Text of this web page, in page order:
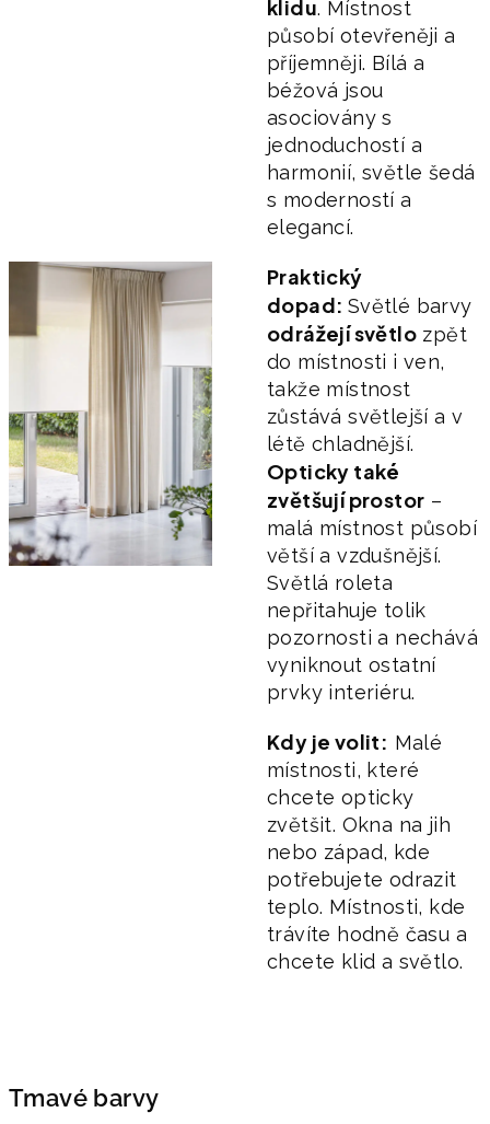
klidu. Místnost
působí otevřeněji a
příjemněji. Bílá a
béžová jsou
asociovány s
jednoduchostí a
harmonií, světle šedá
s moderností a
elegancí.
Praktický
dopad: Světlé barvy
odrážejí světlo zpět
do místnosti i ven,
takže místnost
zůstává světlejší a v
létě chladnější.
Opticky také
zvětšují prostor –
malá místnost působí
větší a vzdušnější.
Světlá roleta
nepřitahuje tolik
pozornosti a nechává
vyniknout ostatní
prvky interiéru.
Kdy je volit: Malé
místnosti, které
chcete opticky
zvětšit. Okna na jih
nebo západ, kde
potřebujete odrazit
teplo. Místnosti, kde
trávíte hodně času a
chcete klid a světlo.
Tmavé barvy